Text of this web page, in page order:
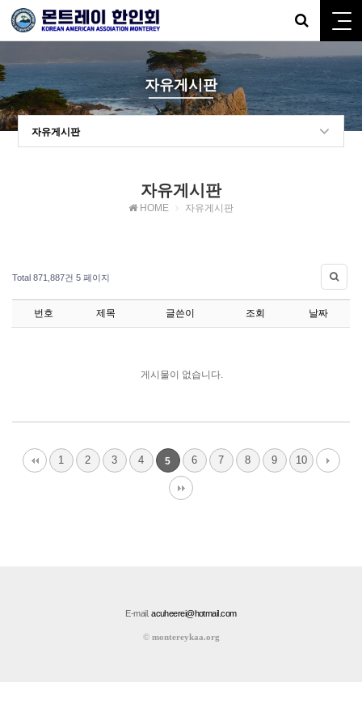
자유게시판
자유게시판
자유게시판
HOME 자유게시판
Total 871,887건 5 페이지
번호 제목 글쓴이 조회 날짜
게시물이 없습니다.
1 2 3 4 5 6 7 8 9 10
E-mail.acuheerei@hotmail.com
© montereykaa.org